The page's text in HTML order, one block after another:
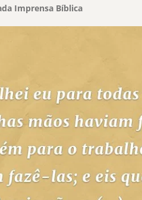
Imprensa Bíblica